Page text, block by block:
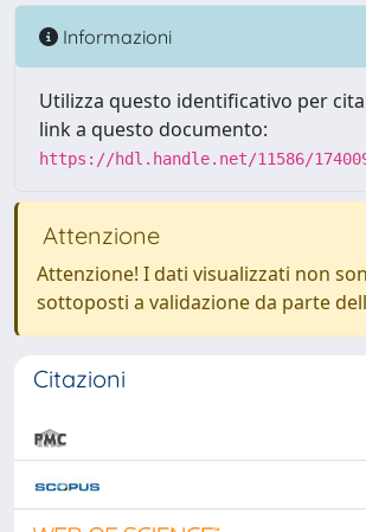
Informazioni
Utilizza questo identificativo per
link a questo documento:
https://hdl.handle.net/11586/
Attenzione
Attenzione! I dati visualizzati non
sottoposti a validazione da parte
Citazioni